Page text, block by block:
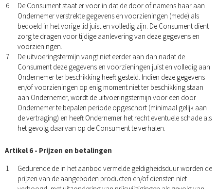
De Consument staat er voor in dat de door of namens haar aan
Ondernemer verstrekte gegevens en voorzieningen (mede) als
bedoeld in het vorige lid juist en volledig zijn. De Consument dient
zorg te dragen voor tijdige aanlevering van deze gegevens en
voorzieningen.
De uitvoeringstermijn vangt niet eerder aan dan nadat de
Consument deze gegevens en voorzieningen juist en volledig aan
Ondernemer ter beschikking heeft gesteld. Indien deze gegevens
en/of voorzieningen op enig moment niet ter beschikking staan
aan Ondernemer, wordt de uitvoeringstermijn voor een door
Ondernemer te bepalen periode opgeschort (minimaal gelijk aan
de vertraging) en heeft Ondernemer het recht eventuele schade als
het gevolg daarvan op de Consument te verhalen.
Artikel 6 - Prijzen en betalingen
Gedurende de in het aanbod vermelde geldigheidsduur worden de
prijzen van de aangeboden producten en/of diensten niet